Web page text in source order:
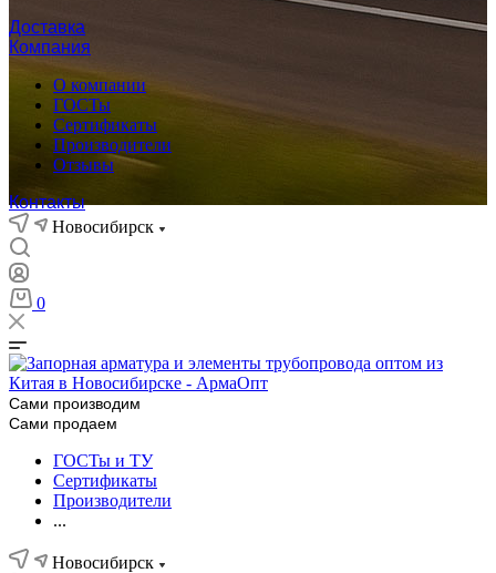
Доставка
Компания
О компании
ГОСТы
Сертификаты
Производители
Отзывы
Контакты
Новосибирск
0
Сами производим
Сами продаем
ГОСТы и ТУ
Сертификаты
Производители
...
Новосибирск